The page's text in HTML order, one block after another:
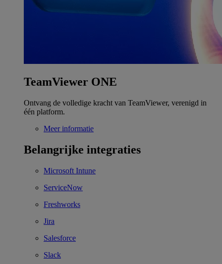
TeamViewer ONE
Ontvang de volledige kracht van TeamViewer, verenigd in
één platform.
Meer informatie
Belangrijke integraties
Microsoft Intune
ServiceNow
Freshworks
Jira
Salesforce
Slack